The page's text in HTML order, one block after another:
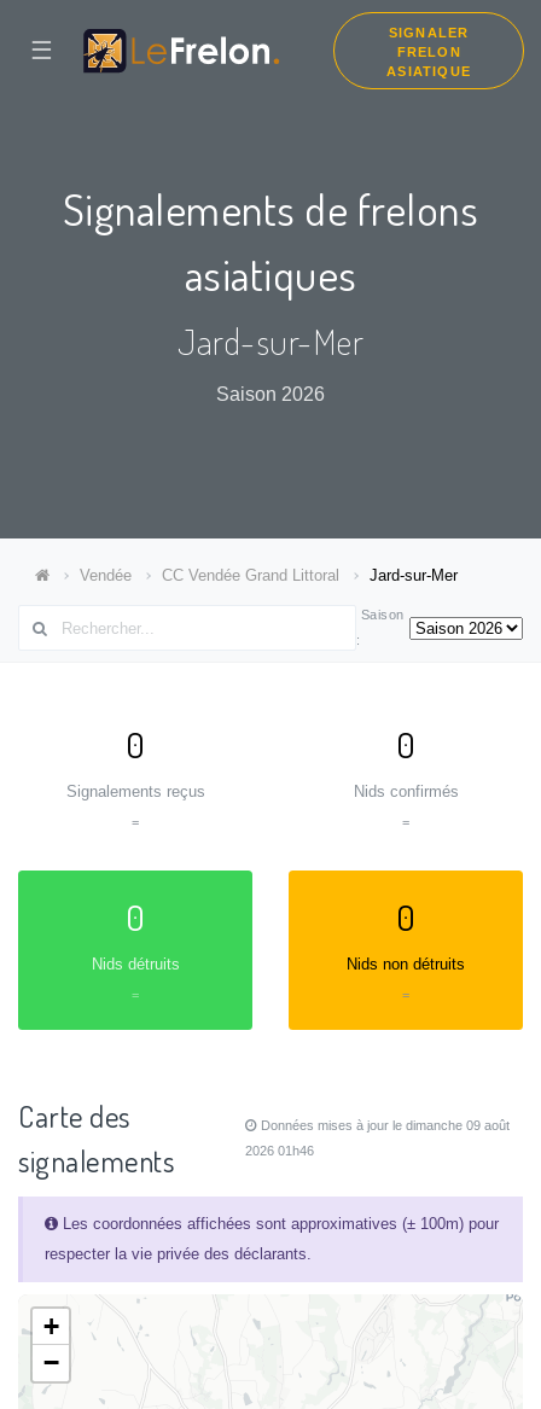
☰
SIGNALER
FRELON
ASIATIQUE
Signalements de frelons
asiatiques
Jard-sur-Mer
Saison 2026
Vendée CC Vendée Grand Littoral Jard-sur-Mer
Saison
:
0
Signalements reçus
=
0
Nids confirmés
=
0
Nids détruits
=
0
Nids non détruits
=
Carte des
signalements
Données mises à jour le dimanche 09 août
2026 01h46
Les coordonnées affichées sont approximatives (± 100m) pour
respecter la vie privée des déclarants.
+
−